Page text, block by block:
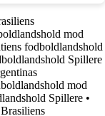
mod
fodboldlandshold
Spillere
mod
Spillere •